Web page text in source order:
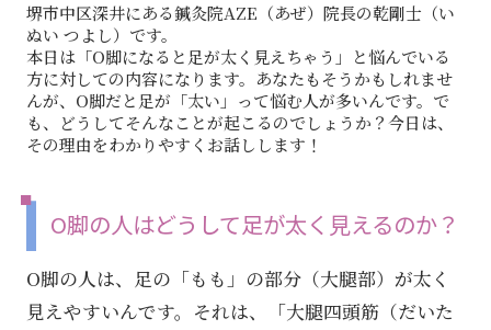
堺市中区深井にある鍼灸院AZE（あぜ）院長の乾剛士（い
ぬい つよし）です。
本日は「O脚になると足が太く見えちゃう」と悩んでいる
方に対しての内容になります。あなたもそうかもしれませ
んが、O脚だと足が「太い」って悩む人が多いんです。で
も、どうしてそんなことが起こるのでしょうか？今日は、
その理由をわかりやすくお話しします！
O脚の人はどうして足が太く見えるのか？
O脚の人は、足の「もも」の部分（大腿部）が太く
見えやすいんです。それは、「大腿四頭筋（だいた